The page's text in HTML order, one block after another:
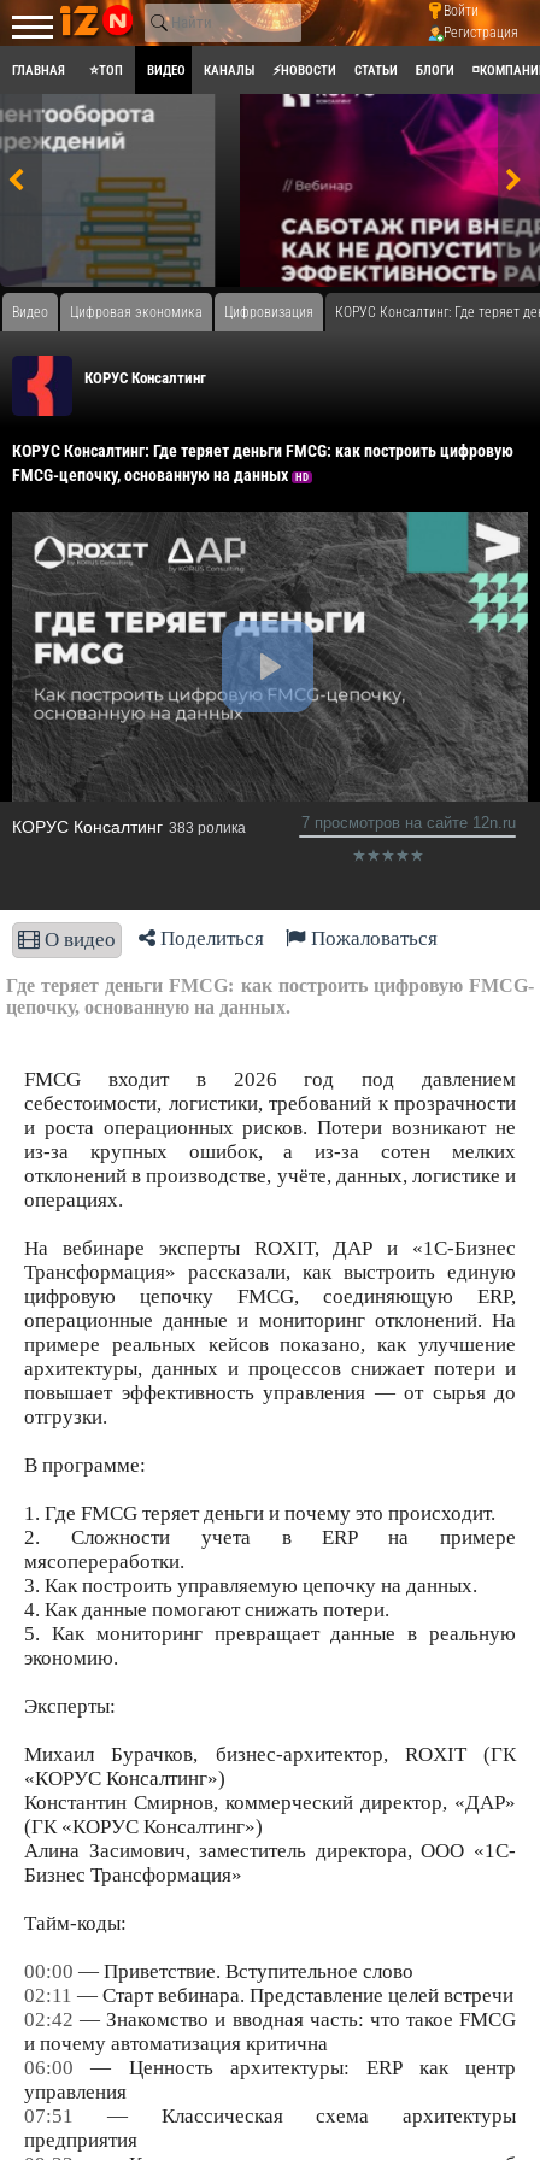
Войти
Регистрация
ГЛАВНАЯ ⭐ТОП ВИДЕО КАНАЛЫ ⚡НОВОСТИ СТАТЬИ БЛОГИ
Видео Цифровая экономика Цифровизация ​КОРУС Консалтинг: Где теряет
КОРУС Консалтинг
​КОРУС Консалтинг: Где теряет деньги FMCG: как построить цифровую
FMCG-цепочку, основанную на данных
HD
КОРУС Консалтинг 383 ролика 7 просмотров на сайте 12n.ru
О видео Поделиться Пожаловаться
Где теряет деньги FMCG: как построить цифровую FMCG-
цепочку, основанную на данных.
FMCG входит в 2026 год под давлением
себестоимости, логистики, требований к прозрачности
и роста операционных рисков. Потери возникают не
из-за крупных ошибок, а из-за сотен мелких
отклонений в производстве, учёте, данных, логистике и
операциях.
На вебинаре эксперты ROXIT, ДАР и «1С-Бизнес
Трансформация» рассказали, как выстроить единую
цифровую цепочку FMCG, соединяющую ERP,
операционные данные и мониторинг отклонений. На
примере реальных кейсов показано, как улучшение
архитектуры, данных и процессов снижает потери и
повышает эффективность управления — от сырья до
отгрузки.
В программе:
1. Где FMCG теряет деньги и почему это происходит.
2. Сложности учета в ERP на примере
мясопереработки.
3. Как построить управляемую цепочку на данных.
4. Как данные помогают снижать потери.
5. Как мониторинг превращает данные в реальную
экономию.
Эксперты:
Михаил Бурачков, бизнес-архитектор, ROXIT (ГК
«КОРУС Консалтинг»)
Константин Смирнов, коммерческий директор, «ДАР»
(ГК «КОРУС Консалтинг»)
Алина Засимович, заместитель директора, ООО «1С-
Бизнес Трансформация»
Тайм-коды:
00:00 — Приветствие. Вступительное слово
02:11 — Старт вебинара. Представление целей встречи
02:42 — Знакомство и вводная часть: что такое FMCG
и почему автоматизация критична
06:00 — Ценность архитектуры: ERP как центр
управления
07:51
— Классическая схема архитектуры
предприятия